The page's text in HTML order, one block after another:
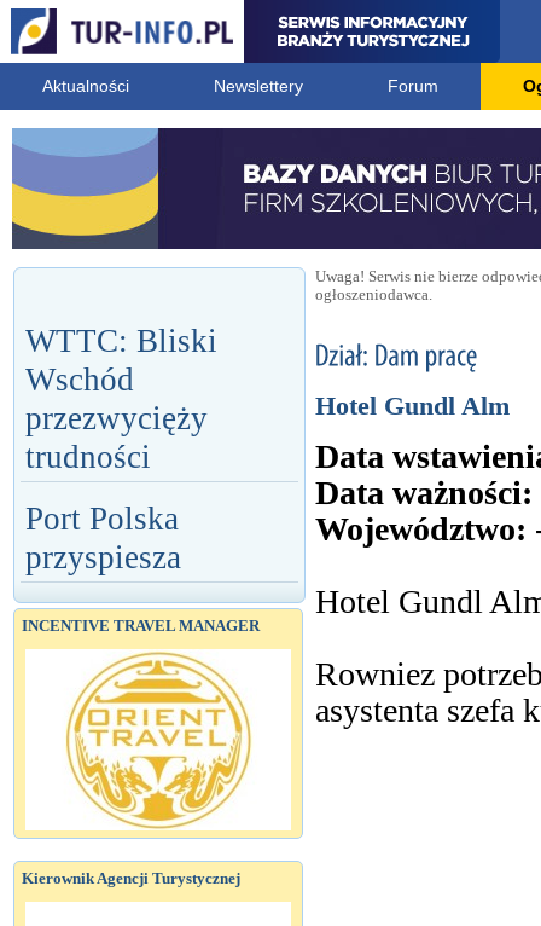
Aktualności Newslettery Forum
WTTC: Bliski
Wschód
przezwycięży
trudności
Port Polska
przyspiesza
INCENTIVE TRAVEL MANAGER
Kierownik Agencji Turystycznej
Uwaga! Serwis nie bierze
ogłoszeniodawca.
Hotel Gundl Alm
Data
Data ważności:
Województwo:
Hotel Gundl
Rowniez
asystenta szefa